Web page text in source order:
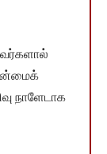
நாளேடாக